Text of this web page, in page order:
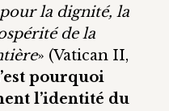
la dignité, la
de la
» (Vatican II,
pourquoi
l’identité du